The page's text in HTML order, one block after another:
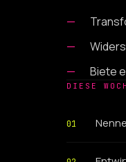
Biete
DIESE
01